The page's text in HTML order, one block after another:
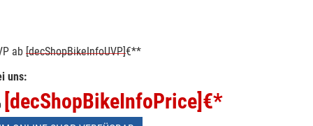
ab [decShopBikeInfoUVP]€**
uns:
[decShopBikeInfoPrice] €*